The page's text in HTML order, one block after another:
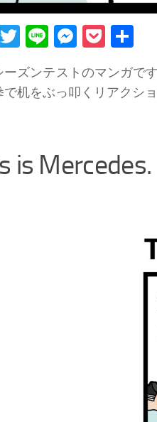
Twitter
Line Pocket
ーズンテストのマンガで
で机をぶっ叩くリアクシ
is Mercedes.